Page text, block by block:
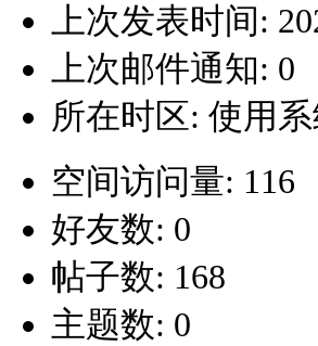
上次发表时间:
上次邮件通知: 0
所在时区: 使用
空间访问量: 116
好友数: 0
帖子数: 168
主题数: 0